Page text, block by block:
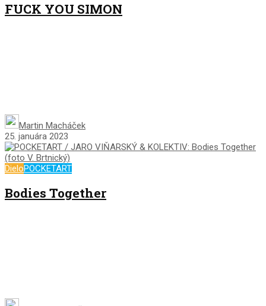
FUCK YOU SIMON
Martin Macháček
25. januára 2023
DieloPOCKETART
Bodies Together